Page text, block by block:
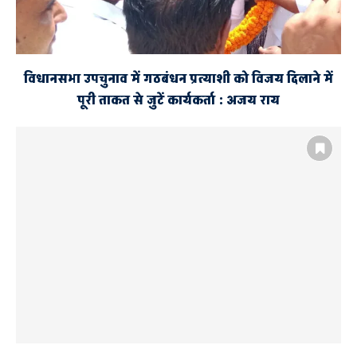
विधानसभा उपचुनाव में गठबंधन प्रत्याशी को विजय दिलाने में
पूरी ताकत से जुटें कार्यकर्ता : अजय राय